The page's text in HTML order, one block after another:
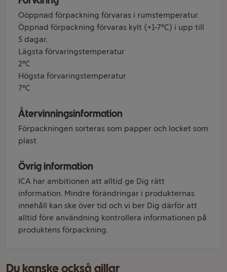
Oöppnad förpackning förvaras i rumstemperatur.
Öppnad förpackning förvaras kylt (+1-7°C) i upp till
5 dagar.
Lägsta förvaringstemperatur
2°C
Högsta förvaringstemperatur
7°C
Återvinningsinformation
Förpackningen sorteras som papper och locket som
plast.
Övrig information
ICA har ambitionen att alltid ge Dig rätt
information. Mindre förändringar i produkternas
innehåll kan ske över tid och vi ber Dig därför att
alltid före användning kontrollera informationen på
produktens förpackning.
Du kanske också gillar